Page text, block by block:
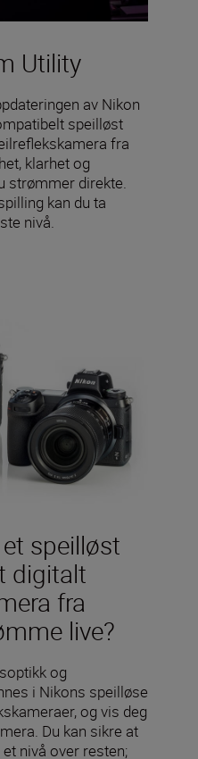
Utility
av Nikon
speilløst
fra
klarhet og
strømmer direkte.
kan du ta
nivå.
speilløst
digitalt
fra
live?
og
i Nikons speilløse
og vis deg
Du kan sikre at
nivå over resten;